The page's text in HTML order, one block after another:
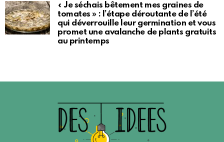
« Je séchais bêtement mes graines de
tomates » : l’étape déroutante de l’été
qui déverrouille leur germination et vous
promet une avalanche de plants gratuits
au printemps